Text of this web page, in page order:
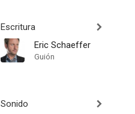
Escritura
Eric Schaeffer
Guión
Sonido